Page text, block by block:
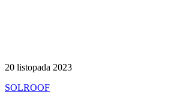
20 listopada 2023
SOLROOF